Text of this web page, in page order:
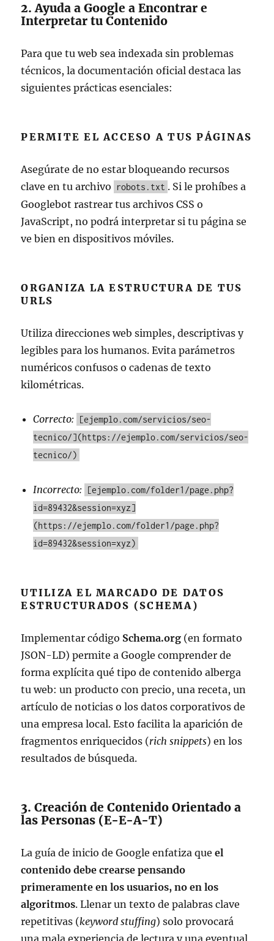
2. Ayuda a Google a Encontrar e
Interpretar tu Contenido
Para que tu web sea indexada sin problemas
técnicos, la documentación oficial destaca las
siguientes prácticas esenciales:
PERMITE EL ACCESO A TUS PÁGINAS
Asegúrate de no estar bloqueando recursos
clave en tu archivo
robots.txt . Si le prohíbes a
Googlebot rastrear tus archivos CSS o
JavaScript, no podrá interpretar si tu página se
ve bien en dispositivos móviles.
ORGANIZA LA ESTRUCTURA DE TUS
URLS
Utiliza direcciones web simples, descriptivas y
legibles para los humanos. Evita parámetros
numéricos confusos o cadenas de texto
kilométricas.
Correcto:
[ejemplo.com/servicios/seo-
tecnico/](https://ejemplo.com/servicios/seo-
tecnico/)
Incorrecto:
[ejemplo.com/folder1/page.php?
id=89432&session=xyz]
(https://ejemplo.com/folder1/page.php?
id=89432&session=xyz)
UTILIZA EL MARCADO DE DATOS
ESTRUCTURADOS (SCHEMA)
Implementar código Schema.org (en formato
JSON-LD) permite a Google comprender de
forma explícita qué tipo de contenido alberga
tu web: un producto con precio, una receta, un
artículo de noticias o los datos corporativos de
una empresa local. Esto facilita la aparición de
fragmentos enriquecidos (rich snippets) en los
resultados de búsqueda.
3. Creación de Contenido Orientado a
las Personas (E-E-A-T)
La guía de inicio de Google enfatiza queel
contenido debe crearse pensando
primeramente en los usuarios, no en los
algoritmos. Llenar un texto de palabras clave
repetitivas (keyword stuffing) solo provocará
una mala experiencia de lectura y una eventual